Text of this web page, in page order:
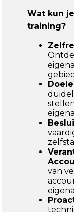
Wat kun
training?
van